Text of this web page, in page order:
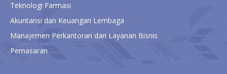
Teknologi Farmasi
Akuntansi dan Keuangan Lembaga
Manajemen Perkantoran dan Layanan Bisnis
Pemasaran